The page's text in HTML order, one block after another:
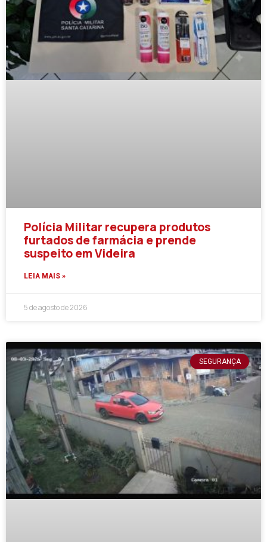
Polícia Militar recupera produtos
furtados de farmácia e prende
suspeito em Videira
LEIA MAIS »
5 de agosto de 2026
SEGURANÇA